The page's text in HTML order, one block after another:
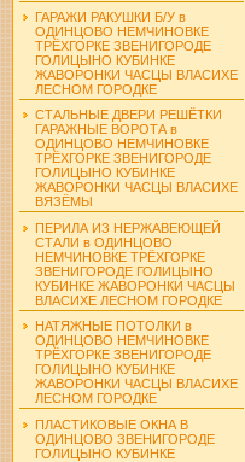
ГАРАЖИ РАКУШКИ Б/У в
ОДИНЦОВО НЕМЧИНОВКЕ
ТРЁХГОРКЕ ЗВЕНИГОРОДЕ
ГОЛИЦЫНО КУБИНКЕ
ЖАВОРОНКИ ЧАСЦЫ ВЛАСИХЕ
ЛЕСНОМ ГОРОДКЕ
СТАЛЬНЫЕ ДВЕРИ РЕШЁТКИ
ГАРАЖНЫЕ ВОРОТА в
ОДИНЦОВО НЕМЧИНОВКЕ
ТРЁХГОРКЕ ЗВЕНИГОРОДЕ
ГОЛИЦЫНО КУБИНКЕ
ЖАВОРОНКИ ЧАСЦЫ ВЛАСИХЕ
ВЯЗЁМЫ
ПЕРИЛА ИЗ НЕРЖАВЕЮЩЕЙ
СТАЛИ в ОДИНЦОВО
НЕМЧИНОВКЕ ТРЁХГОРКЕ
ЗВЕНИГОРОДЕ ГОЛИЦЫНО
КУБИНКЕ ЖАВОРОНКИ ЧАСЦЫ
ВЛАСИХЕ ЛЕСНОМ ГОРОДКЕ
НАТЯЖНЫЕ ПОТОЛКИ в
ОДИНЦОВО НЕМЧИНОВКЕ
ТРЁХГОРКЕ ЗВЕНИГОРОДЕ
ГОЛИЦЫНО КУБИНКЕ
ЖАВОРОНКИ ЧАСЦЫ ВЛАСИХЕ
ЛЕСНОМ ГОРОДКЕ
ПЛАСТИКОВЫЕ ОКНА В
ОДИНЦОВО ЗВЕНИГОРОДЕ
ГОЛИЦЫНО КУБИНКЕ